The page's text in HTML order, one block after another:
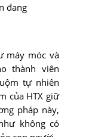
đang
máy móc và
thành viên
tự nhiên
của HTX giữ
pháp này,
không có